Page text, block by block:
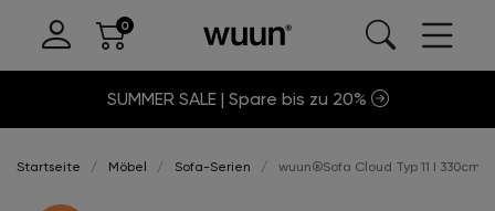
SUMMER SALE | Spare bis zu 20%
Startseite Möbel Sofa-Serien wuun®Sofa Cloud Typ 11 I 330cm